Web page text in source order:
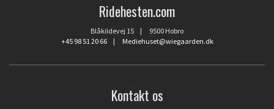
Ridehesten.com
Blåkildevej 15 | 9500 Hobro
+45 98 51 20 66| Mediehuset@wiegaarden.dk
Kontakt os